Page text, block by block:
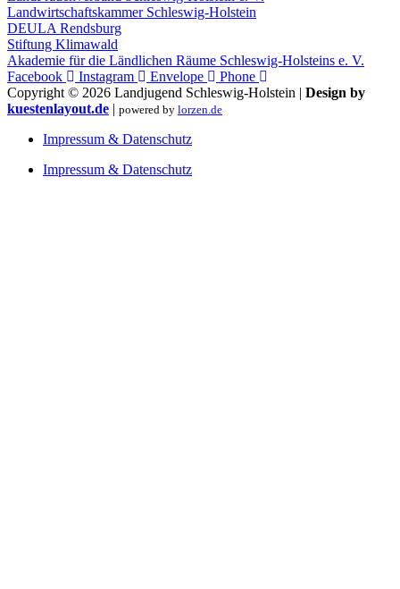
Landwirtschaftskammer Schleswig-Holstein
DEULA Rendsburg
Stiftung Klimawald
Akademie für die Ländlichen Räume Schleswig-Holsteins e. V.
Facebook
Instagram Envelope
Phone
Copyright © 2026 Landjugend Schleswig-Holstein | Design by
kuestenlayout.de | powered by lorzen.de
Impressum & Datenschutz
Impressum & Datenschutz